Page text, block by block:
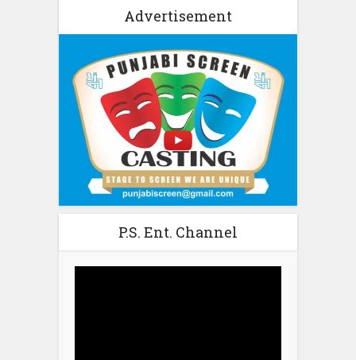
Advertisement
P.S. Ent. Channel